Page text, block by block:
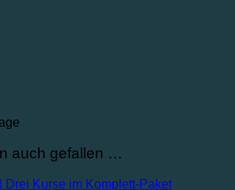
auch gefallen …